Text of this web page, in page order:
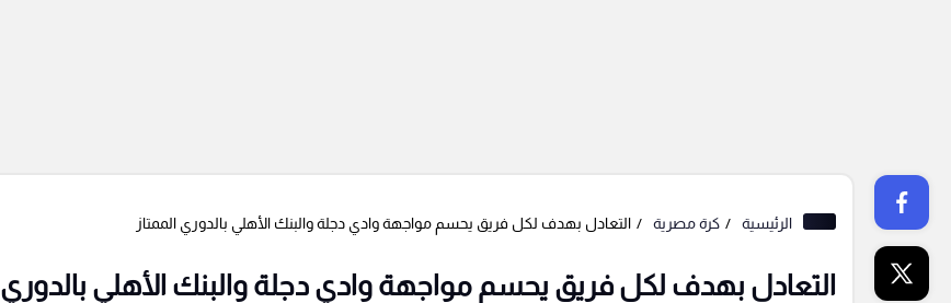
الرئيسية كرة مصرية التعادل بهدف لكل فريق يحسم مواجهة وادي دجلة والبنك الأهلي بالدوري الممتاز
التعادل بهدف لكل فريق يحسم مواجهة وادي دجلة والبنك الأهلي بالدوري